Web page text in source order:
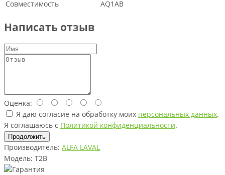
Совместимость
AQ1AB
Написать отзыв
Оценка:
Я даю согласие на обработку моих персональных данных.
Я соглашаюсь с Политикой конфиденциальности.
Продолжить
Производитель: ALFA LAVAL
Модель: T2B